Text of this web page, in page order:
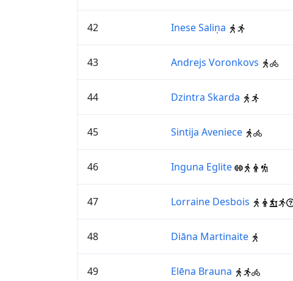
42 Inese Saliņa
43 Andrejs Voronkovs
44 Dzintra Skarda
45 Sintija Aveniece
46 Inguna Eglite
47 Lorraine Desbois
48 Diāna Martinaite
49 Elēna Brauna